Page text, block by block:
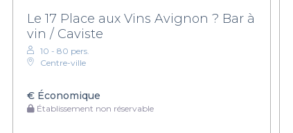
Le 17 Place aux Vins Avignon ? Bar à
vin / Caviste
10 - 80 pers.
Centre-ville
€ Économique
Établissement non réservable